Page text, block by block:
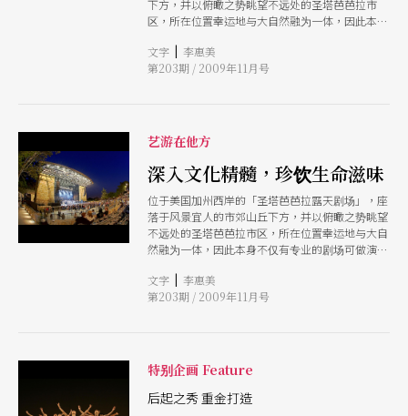
下方，并以俯瞰之势眺望不远处的圣塔芭芭拉市
区，所在位置幸运地与大自然融为一体，因此本身
光可供休憩。一九三○年代因应美国就业发展管理
计划（WPA），圣塔芭芭拉郡与市政府为提供大众
文字 | 李惠美
第203期 / 2009年11月号
艺游在他方
深入文化精髓，珍饮生命滋味
位于美国加州西岸的「圣塔芭芭拉露天剧场」，座
落于风景宜人的市郊山丘下方，并以俯瞰之势眺望
不远处的圣塔芭芭拉市区，所在位置幸运地与大自
然融为一体，因此本身不仅有专业的剧场可做演
因应美国就业发展管理计划（WPA），圣塔芭芭拉
郡与市政府为提供大众多功能的户外音乐表演场
文字 | 李惠美
第203期 / 2009年11月号
特别企画 Feature
后起之秀 重金打造